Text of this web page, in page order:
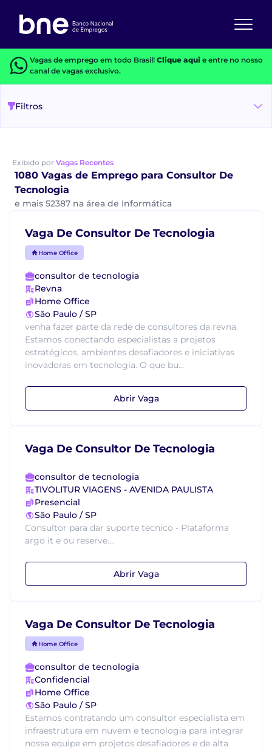
Vagas de emprego em todo Brasil! Clique aquie entre no nosso
canal de vagas exclusivo.
Filtros
Exibido por Vagas Recentes
1080 Vagas de Emprego para Consultor De
Tecnologia
e mais 52387 na área de Informática
Vaga De Consultor De Tecnologia
Home Office
consultor de tecnologia
Revna
Home Office
São Paulo / SP
venha fazer parte da rede de consultores da revna.
Estamos conectando especialistas a projetos
estratégicos, ambientes desafiadores e iniciativas
inovadoras em tecnologia. O que bu...
Abrir Vaga
Vaga De Consultor De Tecnologia
consultor de tecnologia
TIVOLITUR VIAGENS - AVENIDA PAULISTA
Presencial
São Paulo / SP
Consultor para dar suporte tecnico - Plataforma
argo it e ou reserve....
Abrir Vaga
Vaga De Consultor De Tecnologia
Home Office
consultor de tecnologia
Confidencial
Home Office
São Paulo / SP
Estamos contratando um consultor especialista em
infraestrutura em nuvem e tecnologia para integrar
nossa equipe em projetos desafiadores e de alta